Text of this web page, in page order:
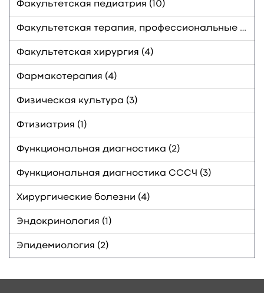
Факультетская педиатрия (10)
Факультетская терапия, профессиональные болезни (5)
Факультетская хирургия (4)
Фармакотерапия (4)
Физическая культура (3)
Фтизиатрия (1)
Функциональная диагностика (2)
Функциональная диагностика СССЧ (3)
Хирургические болезни (4)
Эндокринология (1)
Эпидемиология (2)